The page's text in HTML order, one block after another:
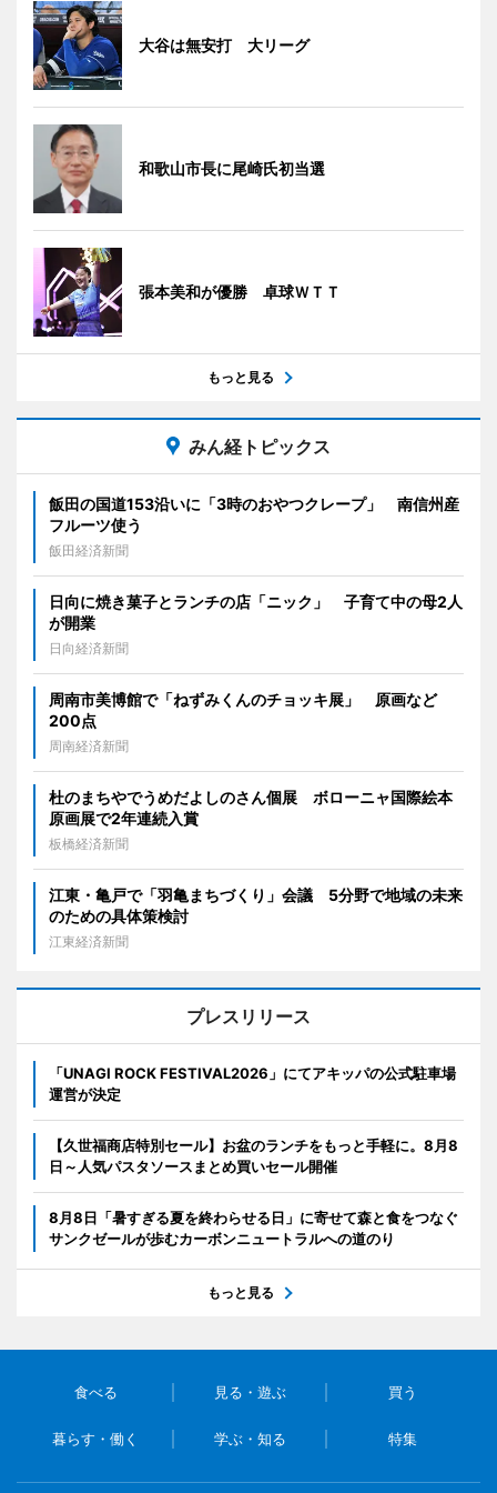
大谷は無安打 大リーグ
和歌山市長に尾崎氏初当選
張本美和が優勝 卓球ＷＴＴ
もっと見る
みん経トピックス
飯田の国道153沿いに「3時のおやつクレープ」 南信州産
フルーツ使う
飯田経済新聞
日向に焼き菓子とランチの店「ニック」 子育て中の母2人
が開業
日向経済新聞
周南市美博館で「ねずみくんのチョッキ展」 原画など
200点
周南経済新聞
杜のまちやでうめだよしのさん個展 ボローニャ国際絵本
原画展で2年連続入賞
板橋経済新聞
江東・亀戸で「羽亀まちづくり」会議 5分野で地域の未来
のための具体策検討
江東経済新聞
プレスリリース
「UNAGI ROCK FESTIVAL2026」にてアキッパの公式駐車場
運営が決定
【久世福商店特別セール】お盆のランチをもっと手軽に。8月8
日～人気パスタソースまとめ買いセール開催
8月8日「暑すぎる夏を終わらせる日」に寄せて森と食をつなぐ
サンクゼールが歩むカーボンニュートラルへの道のり
もっと見る
食べる 見る・遊ぶ 買う
暮らす・働く 学ぶ・知る 特集